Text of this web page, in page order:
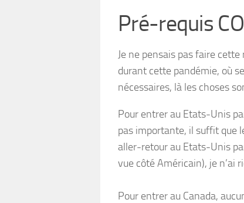
Pré-requis
Je ne pensais pas faire
durant cette pandémie, où
nécessaires, là les choses
Pour entrer au Etats-Unis
pas importante, il suffit que
aller-retour au Etats-Unis
vue côté Américain), je n’ai
Pour entrer au Canada,